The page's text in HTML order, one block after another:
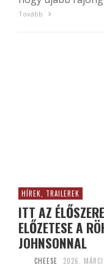
Tovább
HÍREK, TRAILEREK
ITT AZ
ELŐZETESE A
JOHNSONNAL
CHEESE 2026.